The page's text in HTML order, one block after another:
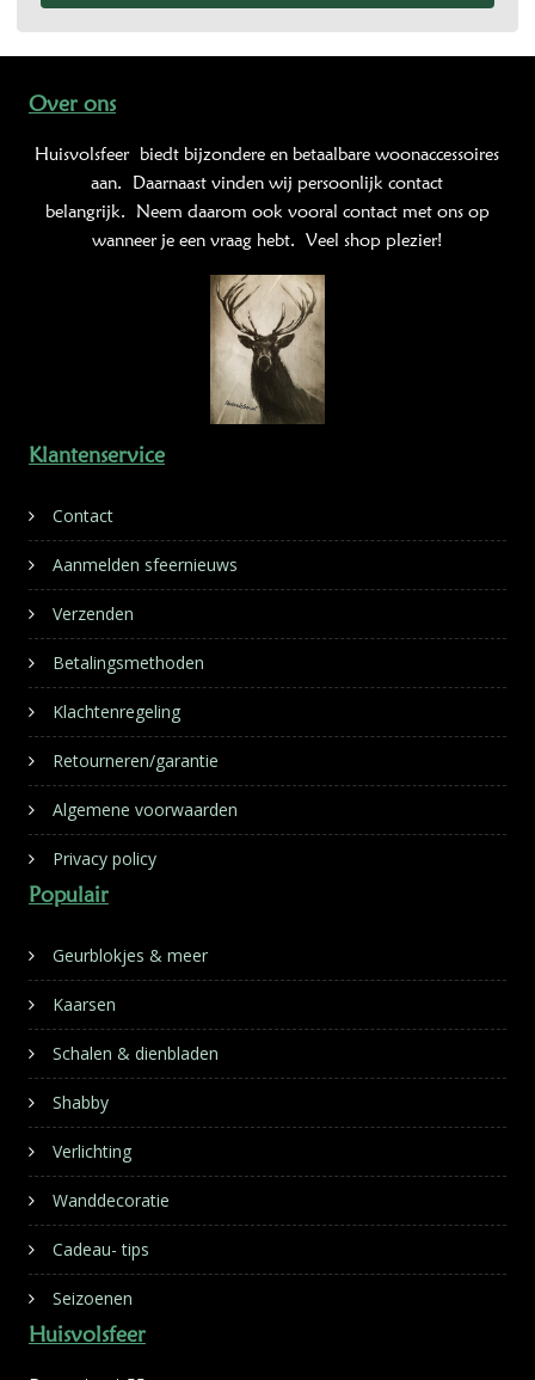
Over ons
Huisvolsfeer biedt bijzondere en betaalbare woonaccessoires
aan. Daarnaast vinden wij persoonlijk contact
belangrijk. Neem daarom ook vooral contact met ons op
wanneer je een vraag hebt. Veel shop plezier!
Klantenservice
Contact
Aanmelden sfeernieuws
Verzenden
Betalingsmethoden
Klachtenregeling
Retourneren/garantie
Algemene voorwaarden
Privacy policy
Populair
Geurblokjes & meer
Kaarsen
Schalen & dienbladen
Shabby
Verlichting
Wanddecoratie
Cadeau- tips
Seizoenen
Huisvolsfeer